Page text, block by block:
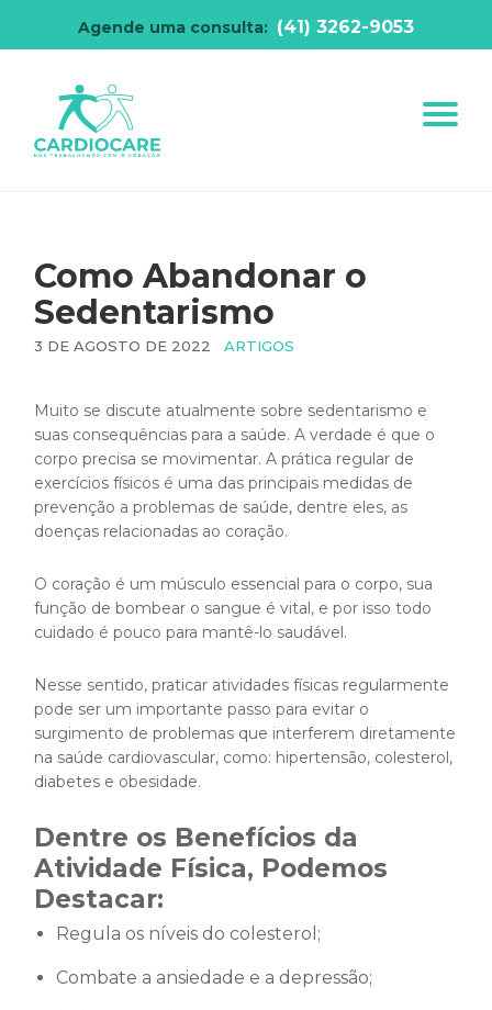
Agende uma consulta: (41) 3262-9053
Como Abandonar o
Sedentarismo
3 DE AGOSTO DE 2022 ARTIGOS
Muito se discute atualmente sobre sedentarismo e
suas consequências para a saúde. A verdade é que o
corpo precisa se movimentar. A prática regular de
exercícios físicos é uma das principais medidas de
prevenção a problemas de saúde, dentre eles, as
doenças relacionadas ao coração.
O coração é um músculo essencial para o corpo, sua
função de bombear o sangue é vital, e por isso todo
cuidado é pouco para mantê-lo saudável.
Nesse sentido, praticar atividades físicas regularmente
pode ser um importante passo para evitar o
surgimento de problemas que interferem diretamente
na saúde cardiovascular, como: hipertensão, colesterol,
diabetes e obesidade.
Dentre os Benefícios da
Atividade Física, Podemos
Destacar:
Regula os níveis do colesterol;
Combate a ansiedade e a depressão;